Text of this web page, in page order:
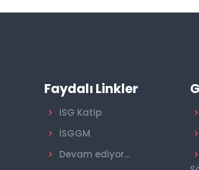
Faydalı Linkler
İSG Katip
İSGGM
Devam ediyor...